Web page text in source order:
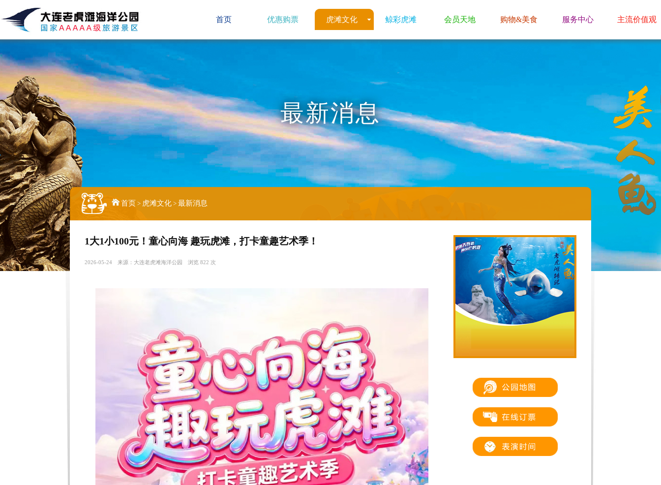
首页 优惠购票 虎滩文化 鲸彩虎滩 会员天地 购物&美食 服务中心 主流价值观
最新消息
首页 > 虎滩文化 > 最新消息
1大1小100元！童心向海 趣玩虎滩，打卡童趣艺术季！
2026-05-24 来源：大连老虎滩海洋公园 浏览 822 次